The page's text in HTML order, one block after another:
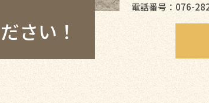
さい！
電話番号：076-